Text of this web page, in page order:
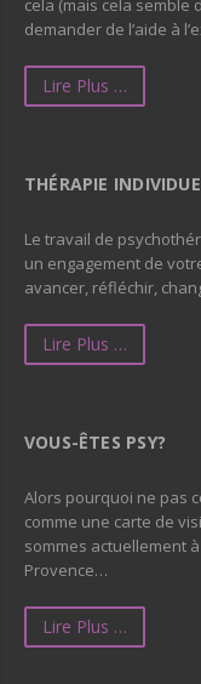
cela (mais cela semble
demander de l’aide à
Lire Plus …
THÉRAPIE
Le travail de
un engagement de
avancer, réfléchir,
Lire Plus …
VOUS-ÊTES PSY?
Alors pourquoi ne pas
comme une carte de
sommes actuellement
Provence…
Lire Plus …